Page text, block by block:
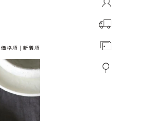
価格順 |新着順